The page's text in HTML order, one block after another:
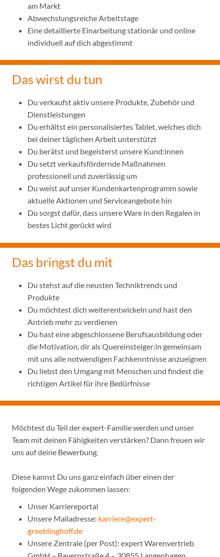
am Markt
Abwechslungsreiche Arbeitstage
Eine detaillierte Einarbeitung stationär und online
individuell auf dich abgestimmt
Das wirst du tun
Du verkaufst aktiv unsere Produkte, Zubehör und
Dienstleistungen
Du erhältst ein personalisiertes Tablet, welches dich
bei deiner täglichen Arbeit unterstützt
Du berätst und begeisterst unsere Kund:innen
Du setzt verkaufsfördernde Maßnahmen
professionell und zuverlässig um
Du weist auf unser Kundenkartenprogramm sowie
aktuelle Aktionen und Serviceangebote hin
Du sorgst dafür, dass unsere Ware in den Regalen in
bestes Licht gerückt wird
Das bringst du mit
Du stehst auf die neusten Techniktrends und
Produkte
Du möchtest dich weiterentwickeln und hast den
Antrieb mehr zu verdienen
Du hast eine abgeschlossene Berufsausbildung oder
die Motivation, dir als Quereinsteiger:in gemeinsam
mit uns alle notwendigen Fachkenntnisse anzueignen
Du liebst den Umgang mit Menschen und findest die
richtigen Artikel für ihre Bedürfnisse
Möchtest du Teil der expert-Familie werden und unser
Team mit deinen Fähigkeiten verstärken? Dann freuen wir
uns auf deine Bewerbung.
Diese kannst Du uns ganz einfach über einen der
folgenden Wege zukommen lassen:
Unser Karriereportal
Unsere Mailadresse: karriere@expert-
groeblinghoff.de
Unsere Zentrale (per Post): expert Warenvertrieb